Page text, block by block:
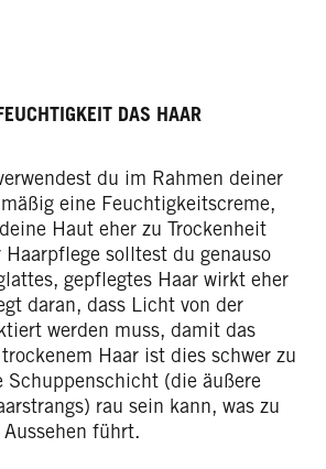
DAS HAAR
du im Rahmen deiner
eine Feuchtigkeitscreme,
Haut eher zu Trockenheit
solltest du genauso
gepflegtes Haar wirkt eher
daran, dass Licht von der
werden muss, damit das
Haar ist dies schwer zu
Schuppenschicht (die äußere
rau sein kann, was zu
führt.